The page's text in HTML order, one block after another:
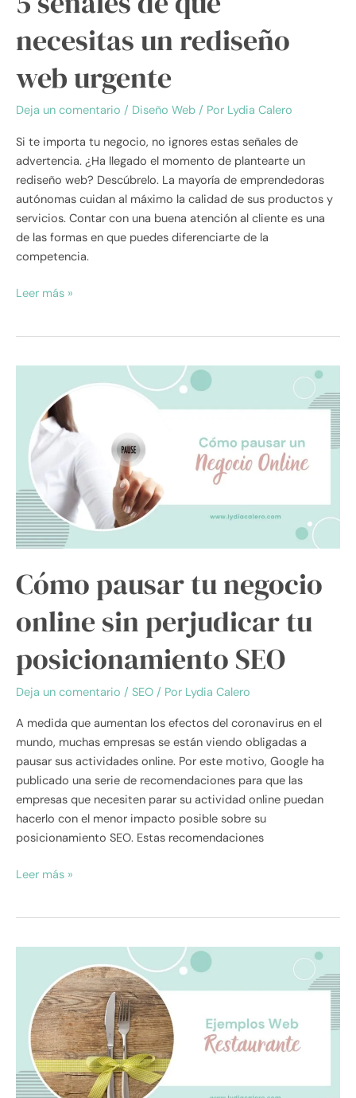
necesitas un rediseño
web urgente
Deja un comentario / Diseño Web / Por Lydia Calero
Si te importa tu negocio, no ignores estas señales de
advertencia. ¿Ha llegado el momento de plantearte un
rediseño web? Descúbrelo. La mayoría de emprendedoras
autónomas cuidan al máximo la calidad de sus productos y
servicios. Contar con una buena atención al cliente es una
de las formas en que puedes diferenciarte de la
competencia.
Leer más »
Cómo pausar tu negocio
online sin perjudicar tu
posicionamiento SEO
Deja un comentario / SEO / Por Lydia Calero
A medida que aumentan los efectos del coronavirus en el
mundo, muchas empresas se están viendo obligadas a
pausar sus actividades online. Por este motivo, Google ha
publicado una serie de recomendaciones para que las
empresas que necesiten parar su actividad online puedan
hacerlo con el menor impacto posible sobre su
posicionamiento SEO. Estas recomendaciones
negocio
online
sin
perjudicar
tu
posicionamiento
SEO
Leer más »
restaurante:
características,
elementos
y